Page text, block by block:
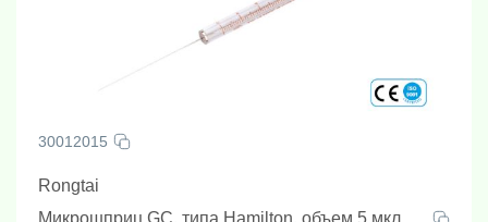
30012015
Rongtai
Микрошприц GC, типа Hamilton, объем 5 мкл